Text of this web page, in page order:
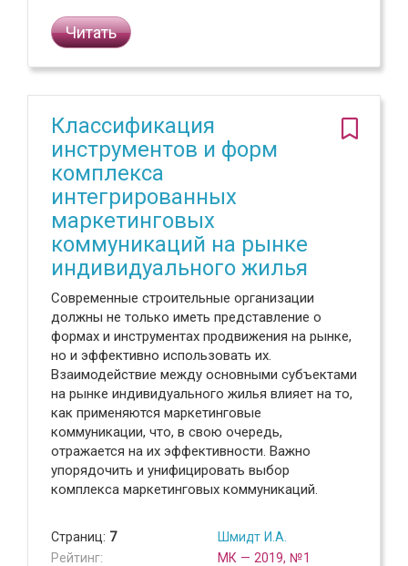
Читать
Классификация
инструментов и форм
комплекса
интегрированных
маркетинговых
коммуникаций на рынке
индивидуального жилья
Современные строительные организации
должны не только иметь представление о
формах и инструментах продвижения на рынке,
но и эффективно использовать их.
Взаимодействие между основными субъектами
на рынке индивидуального жилья влияет на то,
как применяются маркетинговые
коммуникации, что, в свою очередь,
отражается на их эффективности. Важно
упорядочить и унифицировать выбор
комплекса маркетинговых коммуникаций.
Страниц: 7
Рейтинг:
Шмидт И.А.
МК — 2019, №1